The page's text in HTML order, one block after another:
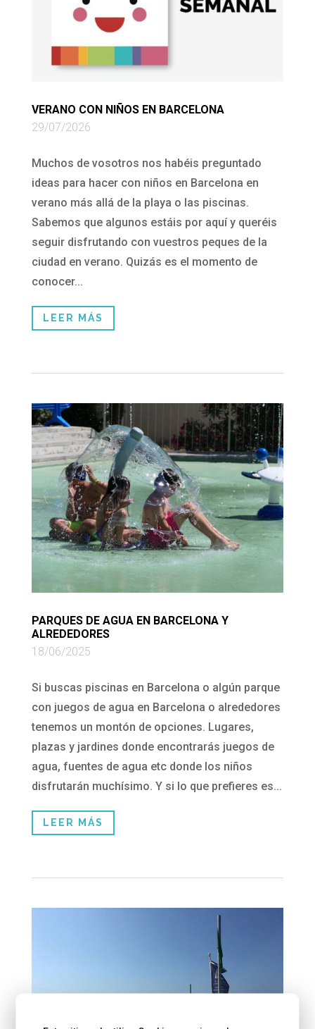
VERANO CON NIÑOS EN BARCELONA
29/07/2026
Muchos de vosotros nos habéis preguntado
ideas para hacer con niños en Barcelona en
verano más allá de la playa o las piscinas.
Sabemos que algunos estáis por aquí y queréis
seguir disfrutando con vuestros peques de la
ciudad en verano. Quizás es el momento de
conocer...
LEER MÁS
PARQUES DE AGUA EN BARCELONA Y
ALREDEDORES
18/06/2025
Si buscas piscinas en Barcelona o algún parque
con juegos de agua en Barcelona o alrededores
tenemos un montón de opciones. Lugares,
plazas y jardines donde encontrarás juegos de
agua, fuentes de agua etc donde los niños
disfrutarán muchísimo. Y si lo que prefieres es...
LEER MÁS